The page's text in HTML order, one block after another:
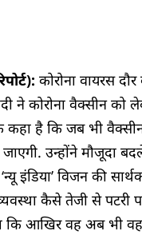
कोरोना वायरस
ने कोरोना वैक्सीन को
कहा है कि जब भी
उन्होंने मौजूदा
इंडिया’ विजन की
कैसे तेजी से पटरी
कि आखिर वह अब भी